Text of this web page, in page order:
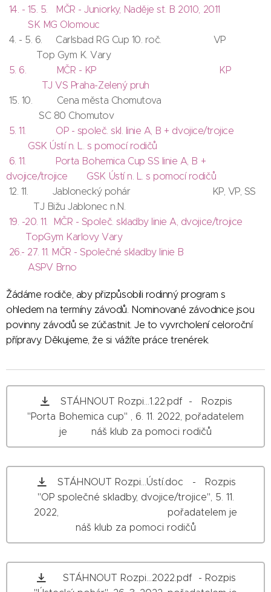
14. - 15. 5. MČR - Juniorky, Naděje st. B 2010, 2011
SK MG Olomouc
4. - 5. 6. Carlsbad RG Cup 10. roč. VP
Top Gym K. Vary
5. 6. MČR - KP KP
TJ VS Praha-Zelený pruh
15. 10. Cena města Chomutova
SC 80 Chomutov
5. 11. OP - společ. skl. linie A, B + dvojice/trojice
GSK Ústí n. L. s pomocí rodičů
6. 11. Porta Bohemica Cup SS linie A, B +
dvojice/trojice GSK Ústí n. L. s pomocí rodičů
12. 11. Jablonecký pohár KP, VP, SS
TJ Bižu Jablonec n.N.
19. -20. 11. MČR - Společ. skladby linie A, dvojice/trojice
TopGym Karlovy Vary
26.- 27. 11. MČR - Společné skladby linie B
ASPV Brno
Žádáme rodiče, aby přizpůsobili rodinný program s
ohledem na termíny závodů. Nominované závodnice jsou
povinny závodů se zúčastnit. Je to vyvrcholení celoroční
přípravy. Děkujeme, že si vážíte práce trenérek.
STÁHNOUT Rozpi...1.22.pdf - Rozpis
"Porta Bohemica cup" , 6. 11. 2022, pořadatelem
je náš klub za pomoci rodičů
STÁHNOUT Rozpi...Ústí.doc - Rozpis
"OP společné skladby, dvojice/trojice", 5. 11.
2022, pořadatelem je
náš klub za pomoci rodičů
STÁHNOUT Rozpi...2022.pdf - Rozpis